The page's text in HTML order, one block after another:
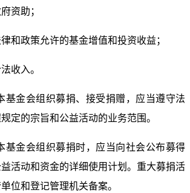
资助；
律和政策允许的基金增值和投资收益；
收入。
基金会组织募捐、接受捐赠，应当遵守法
定的宗旨和公益活动的业务范围。
基金会组织募捐时，应当向社会公布募得
活动和资金的详细使用计划。重大募捐活
位和登记管理机关备案。